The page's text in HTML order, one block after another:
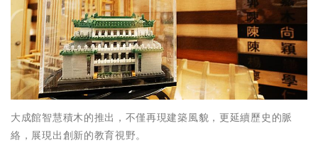
大成館智慧積木的推出，不僅再現建築風貌，更延續歷史的脈
絡，展現出創新的教育視野。